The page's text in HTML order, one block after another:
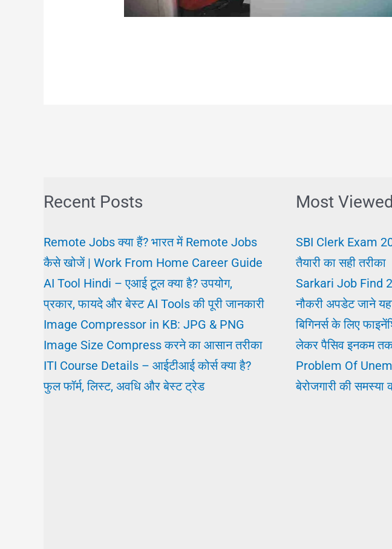
Recent Posts
Remote Jobs क्या हैं? भारत में Remote Jobs
कैसे खोजें | Work From Home Career Guide
AI Tool Hindi – एआई टूल क्या है? उपयोग,
प्रकार, फायदे और बेस्ट AI Tools की पूरी जानकारी
Image Compressor in KB: JPG & PNG
Image Size Compress करने का आसान तरीका
ITI Course Details – आईटीआई कोर्स क्या है?
फुल फॉर्म, लिस्ट, अवधि और बेस्ट ट्रेड
Most
SBI Clerk Exam
तैयारी का सही तरीका
Sarkari Job Find
नौकरी अपडेट जाने
बिगिनर्स के लिए
लेकर पैसिव इनकम
Problem Of
बेरोजगारी की समस्या